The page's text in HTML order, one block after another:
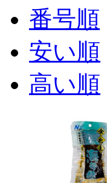
番号順
安い順
高い順